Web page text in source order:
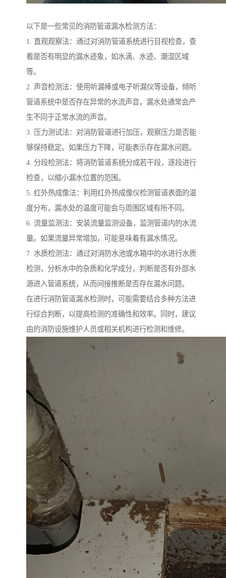
以下是一些常见的消防管道漏水检测方法：
1. 直观观察法：通过对消防管道系统进行目视检查，查
看是否有明显的漏水迹象，如水滴、水迹、潮湿区域
等。
2. 声音检测法：使用听漏棒或电子听漏仪等设备，倾听
管道系统中是否存在异常的水流声音，漏水处通常会产
生不同于正常水流的声音。
3. 压力测试法：对消防管道进行加压，观察压力是否能
够保持稳定。如果压力下降，可能表示存在漏水问题。
4. 分段检测法：将消防管道系统分成若干段，逐段进行
检查，以缩小漏水位置的范围。
5. 红外热成像法：利用红外热成像仪检测管道表面的温
度分布，漏水处的温度可能会与周围区域有所不同。
6. 流量监测法：安装流量监测设备，监测管道内的水流
量。如果流量异常增加，可能意味着有漏水情况。
7. 水质检测法：通过对消防水池或水箱中的水进行水质
检测，分析水中的杂质和化学成分，判断是否有外部水
源进入管道系统，从而间接推断是否存在漏水问题。
在进行消防管道漏水检测时，可能需要结合多种方法进
行综合判断，以提高检测的准确性和效率。同时，建议
由的消防设施维护人员或相关机构进行检测和维修。